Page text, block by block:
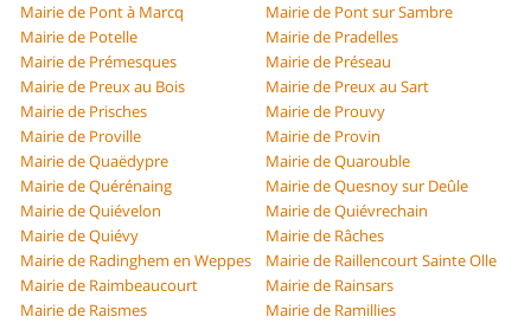
Mairie de Pont à Marcq
Mairie de Pont sur Sambre
Mairie de Potelle
Mairie de Pradelles
Mairie de Prémesques
Mairie de Préseau
Mairie de Preux au Bois
Mairie de Preux au Sart
Mairie de Prisches
Mairie de Prouvy
Mairie de Proville
Mairie de Provin
Mairie de Quaëdypre
Mairie de Quarouble
Mairie de Quérénaing
Mairie de Quesnoy sur Deûle
Mairie de Quiévelon
Mairie de Quiévrechain
Mairie de Quiévy
Mairie de Râches
Mairie de Radinghem en Weppes
Mairie de Raillencourt Sainte Olle
Mairie de Raimbeaucourt
Mairie de Rainsars
Mairie de Raismes
Mairie de Ramillies